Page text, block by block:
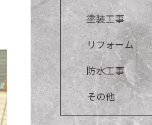
塗装工事
リフォーム
防水工事
その他